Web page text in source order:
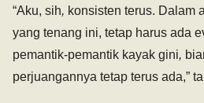
“Aku, sih, konsisten terus. Dalam
yang tenang ini, tetap harus ada
pemantik-pemantik kayak gini,
perjuangannya tetap terus ada,”